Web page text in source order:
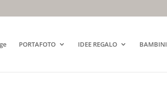
PORTAFOTO IDEE REGALO BAMBINI